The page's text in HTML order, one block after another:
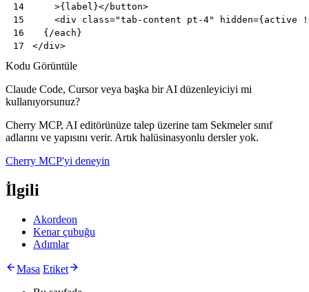
14
15
16
17
    >{label}
</ button>
<div class="tab-content pt-4" hidden={active
</div>
Kodu Görüntüle
Claude Code, Cursor veya başka bir AI düzenleyiciyi mi
kullanıyorsunuz?
Cherry MCP, AI editörünüze talep üzerine tam Sekmeler sınıf
adlarını ve yapısını verir. Artık halüsinasyonlu dersler yok.
Cherry MCP'yi deneyin
İlgili
Akordeon
Kenar çubuğu
Adımlar
Masa Etiket